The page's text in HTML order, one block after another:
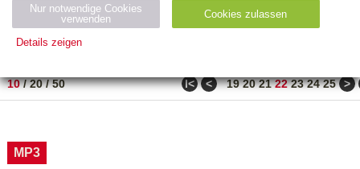
Neuerscheinung
Bestseller
PREIS
10/20/50 ǀ< < 19 20 21 22 23 24 25 >
MP3
Nur notwendige Cookies
verwenden
Cookies zulassen
Details zeigen
Name Zweck
ESSION
_ID